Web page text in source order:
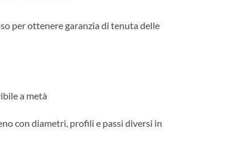
per ottenere garanzia di tenuta delle
a metà
con diametri, profili e passi diversi in